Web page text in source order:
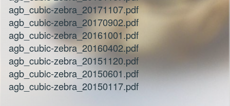
agb_cubic-zebra_20171107.pdf
agb_cubic-zebra_20170902.pdf
agb_cubic-zebra_20161001.pdf
agb_cubic-zebra_20160402.pdf
agb_cubic-zebra_20151120.pdf
agb_cubic-zebra_20150601.pdf
agb_cubic-zebra_20150117.pdf